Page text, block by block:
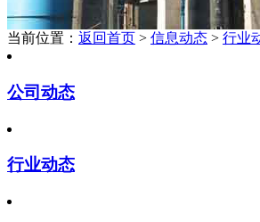
当前位置： 返回首页 > 信息动态 > 行业
公司动态
行业动态